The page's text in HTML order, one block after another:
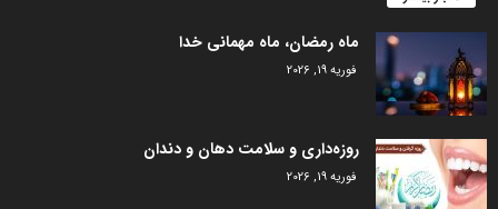
ماه رمضان، ماه مهمانی خدا
فوریه 19, 2026
روزه‌داری و سلامت دهان و دندان
فوریه 19, 2026